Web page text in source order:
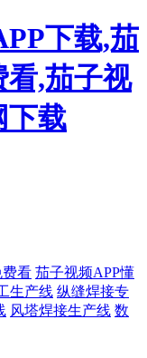
下载,茄
看,茄子视
下载
费看 茄子视频APP懂
生产线 纵缝焊接专
风塔焊接生产线 数